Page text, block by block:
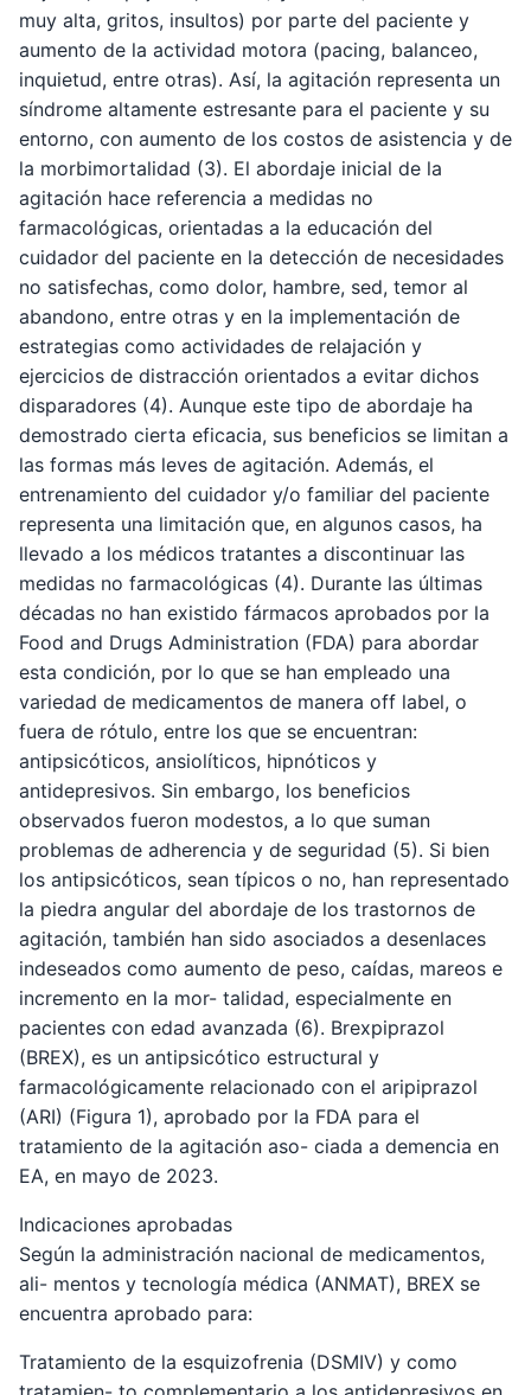
muy alta, gritos, insultos) por parte del paciente y
aumento de la actividad motora (pacing, balanceo,
inquietud, entre otras). Así, la agitación representa un
síndrome altamente estresante para el paciente y su
entorno, con aumento de los costos de asistencia y de
la morbimortalidad (3). El abordaje inicial de la
agitación hace referencia a medidas no
farmacológicas, orientadas a la educación del
cuidador del paciente en la detección de necesidades
no satisfechas, como dolor, hambre, sed, temor al
abandono, entre otras y en la implementación de
estrategias como actividades de relajación y
ejercicios de distracción orientados a evitar dichos
disparadores (4). Aunque este tipo de abordaje ha
demostrado cierta eficacia, sus beneficios se limitan a
las formas más leves de agitación. Además, el
entrenamiento del cuidador y/o familiar del paciente
representa una limitación que, en algunos casos, ha
llevado a los médicos tratantes a discontinuar las
medidas no farmacológicas (4). Durante las últimas
décadas no han existido fármacos aprobados por la
Food and Drugs Administration (FDA) para abordar
esta condición, por lo que se han empleado una
variedad de medicamentos de manera off label, o
fuera de rótulo, entre los que se encuentran:
antipsicóticos, ansiolíticos, hipnóticos y
antidepresivos. Sin embargo, los beneficios
observados fueron modestos, a lo que suman
problemas de adherencia y de seguridad (5). Si bien
los antipsicóticos, sean típicos o no, han representado
la piedra angular del abordaje de los trastornos de
agitación, también han sido asociados a desenlaces
indeseados como aumento de peso, caídas, mareos e
incremento en la mor- talidad, especialmente en
pacientes con edad avanzada (6). Brexpiprazol
(BREX), es un antipsicótico estructural y
farmacológicamente relacionado con el aripiprazol
(ARI) (Figura 1), aprobado por la FDA para el
tratamiento de la agitación aso- ciada a demencia en
EA, en mayo de 2023.
Indicaciones aprobadas
Según la administración nacional de medicamentos,
ali- mentos y tecnología médica (ANMAT), BREX se
encuentra aprobado para:
Tratamiento de la esquizofrenia (DSMIV) y como